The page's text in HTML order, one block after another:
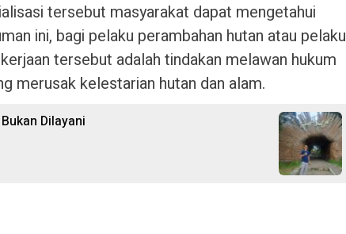
tersebut masyarakat dapat mengetahui
ini, bagi pelaku perambahan hutan atau pelaku
tersebut adalah tindakan melawan hukum
merusak kelestarian hutan dan alam.
Dilayani